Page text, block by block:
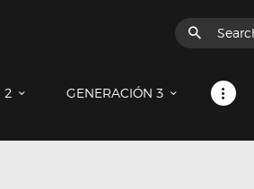
2 GENERACIÓN 3